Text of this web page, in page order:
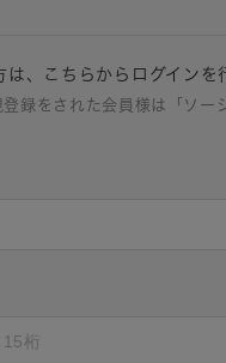
は、こちらからログインを
録をされた会員様は「ソー